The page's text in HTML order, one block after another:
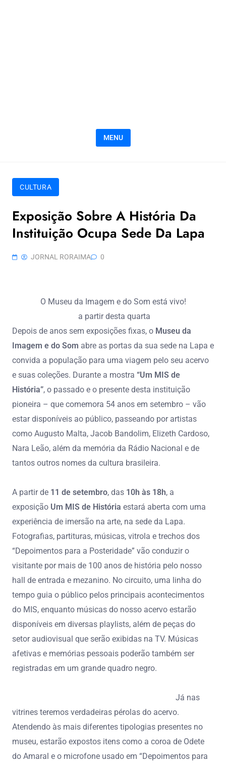
MENU
CULTURA
Exposição Sobre A História Da
Instituição Ocupa Sede Da Lapa
JORNAL RORAIMA 0
O Museu da Imagem e do Som está vivo!
a partir desta quarta
Depois de anos sem exposições fixas, o Museu da
Imagem e do Som abre as portas da sua sede na Lapa e
convida a população para uma viagem pelo seu acervo
e suas coleções. Durante a mostra “Um MIS de
História”, o passado e o presente desta instituição
pioneira – que comemora 54 anos em setembro – vão
estar disponíveis ao público, passeando por artistas
como Augusto Malta, Jacob Bandolim, Elizeth Cardoso,
Nara Leão, além da memória da Rádio Nacional e de
tantos outros nomes da cultura brasileira.
A partir de 11 de setembro, das 10h às 18h, a
exposição Um MIS de História estará aberta com uma
experiência de imersão na arte, na sede da Lapa.
Fotografias, partituras, músicas, vitrola e trechos dos
“Depoimentos para a Posteridade” vão conduzir o
visitante por mais de 100 anos de história pelo nosso
hall de entrada e mezanino. No circuito, uma linha do
tempo guia o público pelos principais acontecimentos
do MIS, enquanto músicas do nosso acervo estarão
disponíveis em diversas playlists, além de peças do
setor audiovisual que serão exibidas na TV. Músicas
afetivas e memórias pessoais poderão também ser
registradas em um grande quadro negro.
Já nas
vitrines teremos verdadeiras pérolas do acervo.
Atendendo às mais diferentes tipologias presentes no
museu, estarão expostos itens como a coroa de Odete
do Amaral e o microfone usado em “Depoimentos para